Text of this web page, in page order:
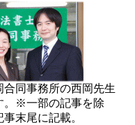
同事務所の西岡先生
。※一部の記事を除
末尾に記載。